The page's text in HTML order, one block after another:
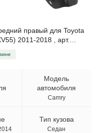
правый для Toyota
2011-2018 , арт.
Модель
автомобиля
Camry
Тип кузова
Седан